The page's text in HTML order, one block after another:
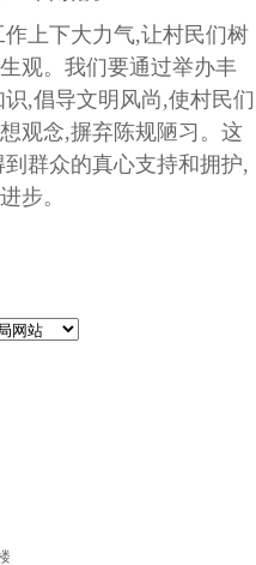
上下大力气,让村民们树
观。我们要通过举办丰
,倡导文明风尚,使村民们
观念,摒弃陈规陋习。这
群众的真心支持和拥护,
步。